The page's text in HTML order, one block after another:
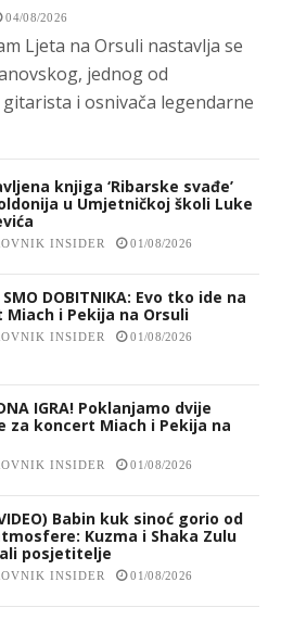
04/08/2026
Ljeta na Orsuli nastavlja se
jednog od
i osnivača legendarne
knjiga ‘Ribarske svađe’
u Umjetničkoj školi Luke
INSIDER 01/08/2026
SMO DOBITNIKA: Evo tko ide na
Miach i Pekija na Orsuli
INSIDER 01/08/2026
IGRA! Poklanjamo dvije
za koncert Miach i Pekija na
INSIDER 01/08/2026
Babin kuk sinoć gorio od
Kuzma i Shaka Zulu
posjetitelje
INSIDER 01/08/2026